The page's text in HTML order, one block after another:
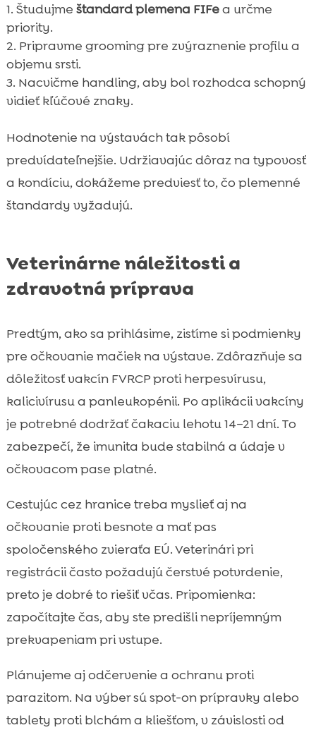
Študujme štandard plemena FIFea určme
priority.
Pripravme grooming pre zvýraznenie profilu a
objemu srsti.
Nacvičme handling, aby bol rozhodca schopný
vidieť kľúčové znaky.
Hodnotenie na výstavách tak pôsobí
predvídateľnejšie. Udržiavajúc dôraz na typovosť
a kondíciu, dokážeme predviesť to, čo plemenné
štandardy vyžadujú.
Veterinárne náležitosti a
zdravotná príprava
Predtým, ako sa prihlásime, zistíme si podmienky
pre očkovanie mačiek na výstave. Zdôrazňuje sa
dôležitosť vakcín FVRCP proti herpesvírusu,
kalicivírusu a panleukopénii. Po aplikácii vakcíny
je potrebné dodržať čakaciu lehotu 14–21 dní. To
zabezpečí, že imunita bude stabilná a údaje v
očkovacom pase platné.
Cestujúc cez hranice treba myslieť aj na
očkovanie proti besnote a mať pas
spoločenského zvieraťa EÚ. Veterinári pri
registrácii často požadujú čerstvé potvrdenie,
preto je dobré to riešiť včas. Pripomienka:
započítajte čas, aby ste predišli nepríjemným
prekvapeniam pri vstupe.
Plánujeme aj odčervenie a ochranu proti
parazitom. Na výber sú spot-on prípravky alebo
tablety proti blchám a kliešťom, v závislosti od